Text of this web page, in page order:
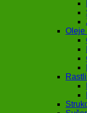
Oleje